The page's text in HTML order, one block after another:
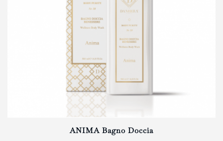
ANIMA Bagno Doccia